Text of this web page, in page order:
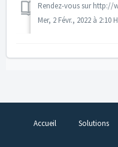
Mer, 2 Févr., 2022 à 2:10 H
Accueil Solutions